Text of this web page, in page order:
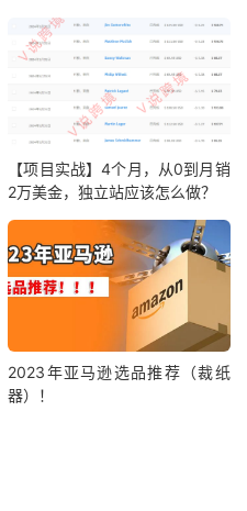
【项目实战】4个月，从0到月销
2万美金，独立站应该怎么做？
2023年亚马逊选品推荐（裁纸
器）！